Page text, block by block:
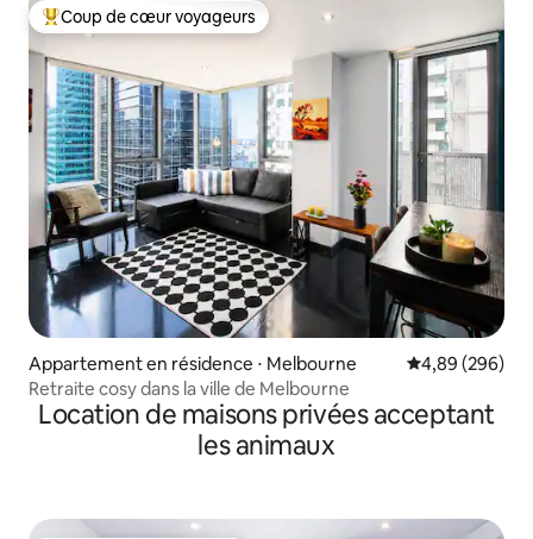
Coups de cœur voyageurs les plus appréciés
Coup de cœur voyageurs
Appartement en résidence ⋅ Melbourne Évaluation
4,89 (296)
Retraite cosy dans la ville de Melbourne
Location de maisons privées acceptant
les animaux